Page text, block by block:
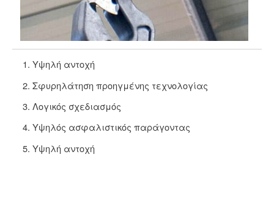
Υψηλή αντοχή
Σφυρηλάτηση προηγμένης τεχνολογίας
Λογικός σχεδιασμός
Υψηλός ασφαλιστικός παράγοντας
Υψηλή αντοχή